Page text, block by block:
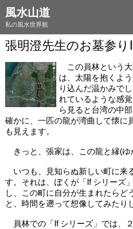
風水山道
私の風水世界観
張明澄先生のお墓参りⅡ
この員林という大
は、太陽を抱くよ
り込んだ温かみで
れているような感
ら見ると台湾の中
確かに、一匹の龍が湾曲して懐に
も見えます。
きっと、張家は、この龍と縁(ゆ
いつも、見知らぬ新しい町に来
す。それは、ぼくが「If シリーズ
し、この町に自分が生まれたらど
と、時間を遡って想像してみたり
員林での「If シリーズ」では、